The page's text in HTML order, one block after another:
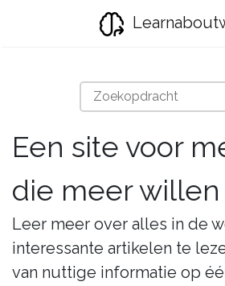
Een site voor
die meer
Leer meer over alles in de
interessante artikelen te
van nuttige informatie op